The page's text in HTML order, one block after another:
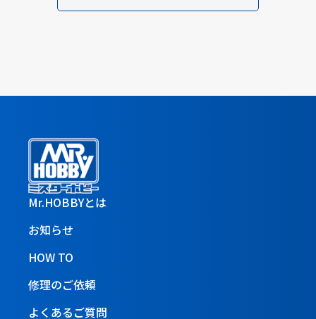
Mr.HOBBYとは
お知らせ
HOW TO
修理のご依頼
よくあるご質問